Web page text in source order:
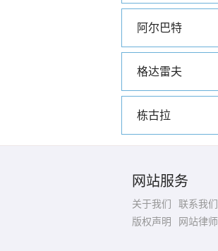
阿尔巴特
格达雷夫
栋古拉
网站服务
关于我们 联系我们
版权声明
网站律师